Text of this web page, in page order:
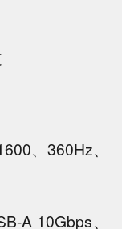
、360Hz、
A 10Gbps、